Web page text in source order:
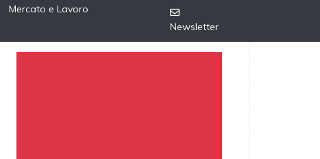
Mercato e Lavoro
Newsletter